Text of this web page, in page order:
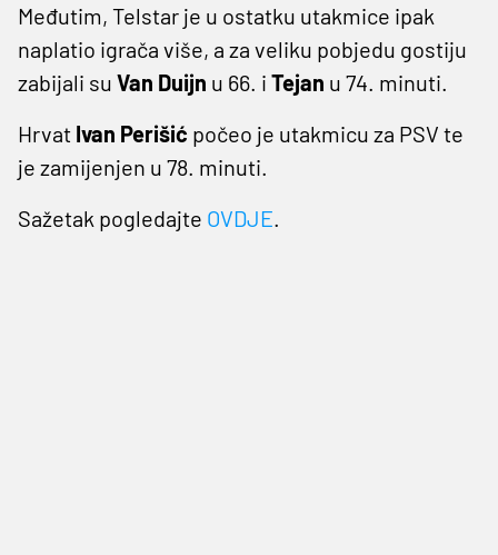
Međutim, Telstar je u ostatku utakmice ipak
naplatio igrača više, a za veliku pobjedu gostiju
zabijali su Van Duijn u 66. i Tejan u 74. minuti.
Hrvat Ivan Perišić počeo je utakmicu za PSV te
je zamijenjen u 78. minuti.
Sažetak pogledajte OVDJE.